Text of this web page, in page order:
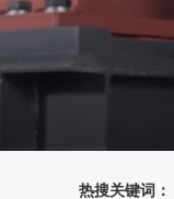
热搜关键词：